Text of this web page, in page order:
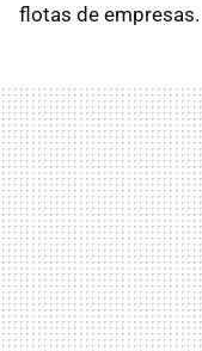
flotas de empresas.